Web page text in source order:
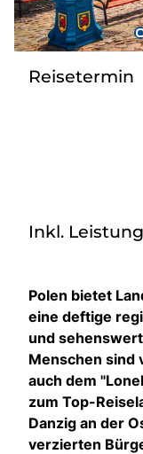
Reisetermin
Inkl.
Polen bietet
eine deftige
und
Menschen sind
auch dem
zum Top-
Danzig an der
verzierten